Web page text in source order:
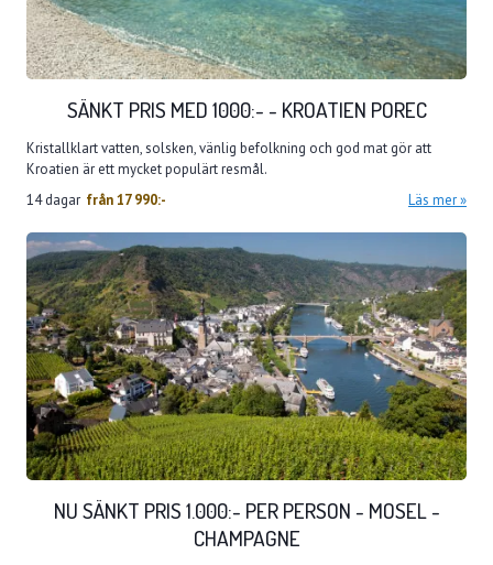
SÄNKT PRIS MED 1000:- - KROATIEN POREC
Kristallklart vatten, solsken, vänlig befolkning och god mat gör att
Kroatien är ett mycket populärt resmål.
14 dagar från17 990:- Läs mer
NU SÄNKT PRIS 1.000:- PER PERSON - MOSEL -
CHAMPAGNE